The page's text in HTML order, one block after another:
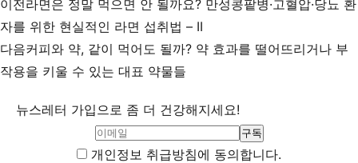
이전라면은 정말 먹으면 안 될까요? 만성콩팥병·고혈압·당뇨 환
자를 위한 현실적인 라면 섭취법 – II
다음커피와 약, 같이 먹어도 될까? 약 효과를 떨어뜨리거나 부
작용을 키울 수 있는 대표 약물들
뉴스레터 가입으로 좀 더 건강해지세요!
개인정보 취급방침에 동의합니다.